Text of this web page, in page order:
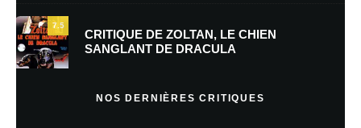
Prévenez-moi de tous les nouveaux commentaires par e-mail.
Prévenez-moi de tous les nouveaux articles par e-mail.
7.5
CRITIQUE DE ZOLTAN, LE CHIEN
SANGLANT DE DRACULA
NOS DERNIÈRES CRITIQUES